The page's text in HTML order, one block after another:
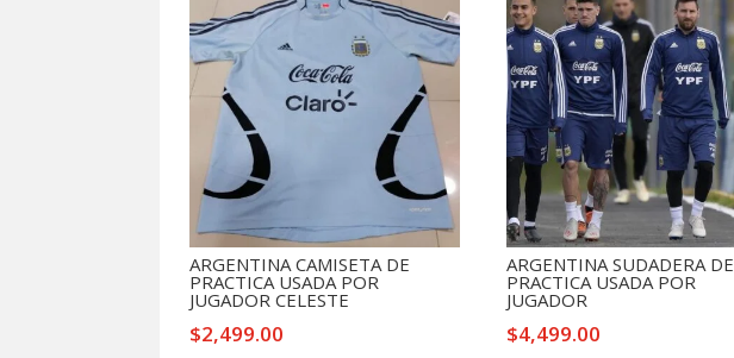
ARGENTINA CAMISETA DE
PRACTICA USADA POR
JUGADOR CELESTE
$2,499.00
ARGENTINA SUDADERA DE
PRACTICA USADA POR
JUGADOR
$4,499.00